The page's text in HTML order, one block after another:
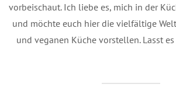
vorbeischaut. Ich liebe es, mich in der
und möchte euch hier die vielfältige
und veganen Küche vorstellen. Lasst